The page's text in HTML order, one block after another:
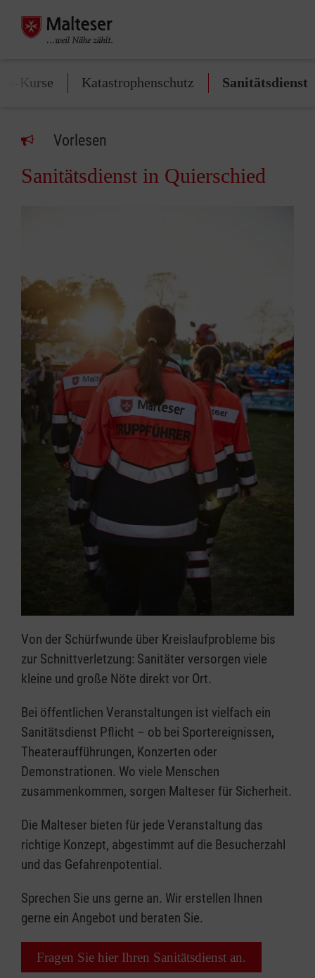
Kurse Katastrophenschutz Sanitätsdienst
Vorlesen
Sanitätsdienst in Quierschied
Von der Schürfwunde über Kreislaufprobleme bis
zur Schnittverletzung: Sanitäter versorgen viele
kleine und große Nöte direkt vor Ort.
Bei öffentlichen Veranstaltungen ist vielfach ein
Sanitätsdienst Pflicht – ob bei Sportereignissen,
Theateraufführungen, Konzerten oder
Demonstrationen. Wo viele Menschen
zusammenkommen, sorgen Malteser für Sicherheit.
Die Malteser bieten für jede Veranstaltung das
richtige Konzept, abgestimmt auf die Besucherzahl
und das Gefahrenpotential.
Sprechen Sie uns gerne an. Wir erstellen Ihnen
gerne ein Angebot und beraten Sie.
Fragen Sie hier Ihren Sanitätsdienst an.